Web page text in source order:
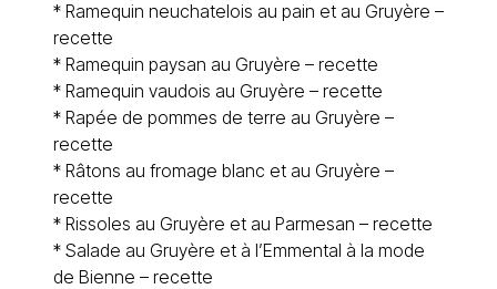
* Ramequin neuchatelois au pain et au Gruyère –
recette
* Ramequin paysan au Gruyère – recette
* Ramequin vaudois au Gruyère – recette
* Rapée de pommes de terre au Gruyère –
recette
* Râtons au fromage blanc et au Gruyère –
recette
* Rissoles au Gruyère et au Parmesan – recette
* Salade au Gruyère et à l’Emmental à la mode
de Bienne – recette